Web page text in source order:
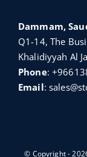
Dammam,
Q1-14, The
Khalidiyyah Al
Phone:
Email:
© Copyright -